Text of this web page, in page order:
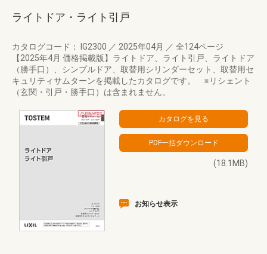
ライトドア・ライト引戸
カタログコード： IG2300 ／ 2025年04月 ／ 全124ページ
【2025年4月 価格掲載版】ライトドア、ライト引戸、ライトドア
（勝手口）、シンプルドア、取替用シリンダーセット、取替用セ
キュリティサムターンを掲載したカタログです。 ※リシェント
（玄関・引戸・勝手口）は含まれません。
(18.1MB)
お知らせ表示